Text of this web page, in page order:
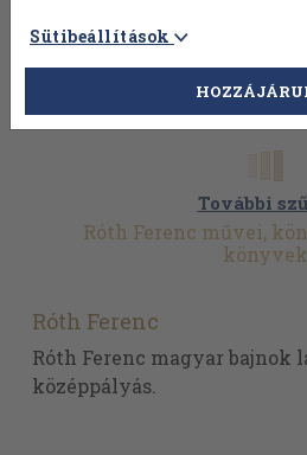
További
Róth Ferenc művei,
könyvek
Róth Ferenc
Róth Ferenc magyar bajnok
középpályás.
Sütibeállítások